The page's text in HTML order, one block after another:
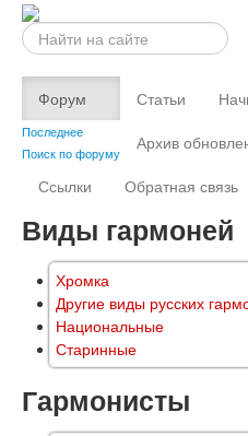
Искать...
Форум
Последнее
Поиск по форуму
Статьи
Архив
Ссылки
Обратная связь
Виды гармоней
Хромка
Другие виды русских
Национальные
Старинные
Гармонисты